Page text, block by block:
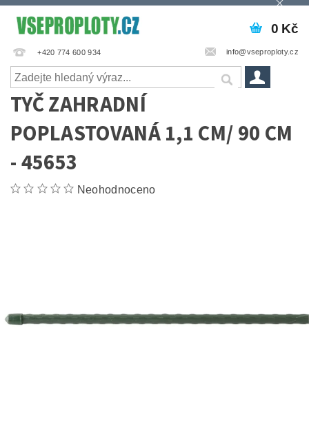
+420 774 600 934 info@vseproploty.cz
0 Kč
TYČ ZAHRADNÍ
POPLASTOVANÁ 1,1 CM/ 90 CM
- 45653
Neohodnoceno